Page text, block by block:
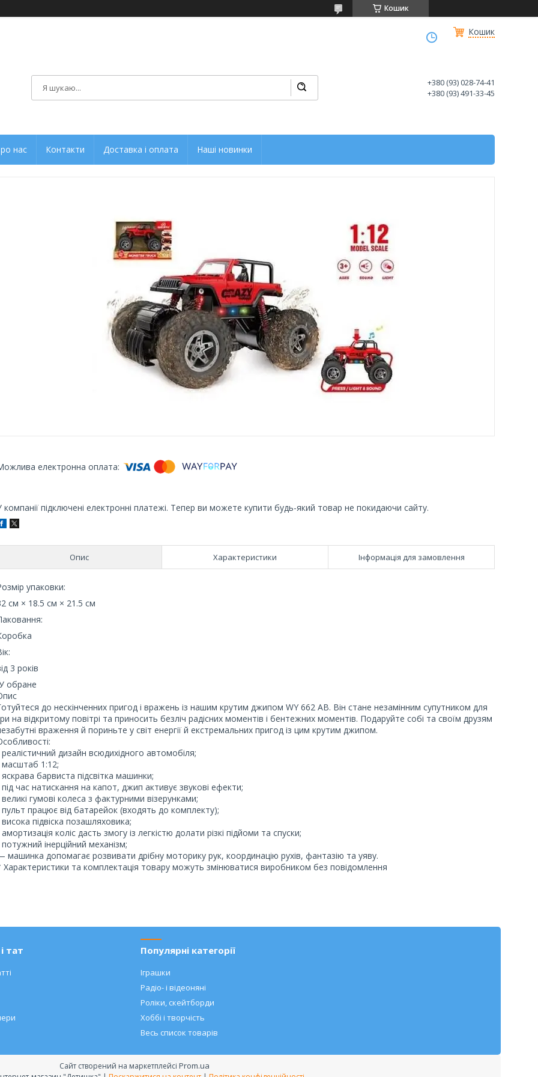
Кошик
Кошик
+380 (93) 028-74-41
+380 (93) 491-33-45
нас Контакти Доставка і оплата Наші новинки
компанії підключені електронні платежі. Тепер ви можете купити будь-який товар не покидаючи сайту.
Опис Характеристики Інформація для замовлення
упаковки:
см × 18.5 см × 21.5 см
3 років
обране
до нескінченних пригод і вражень із нашим крутим джипом WY 662 AB. Він стане незамінним супутником для
на відкритому повітрі та приносить безліч радісних моментів і бентежних моментів. Подаруйте собі та своїм друзям
враження й пориньте у світ енергії й екстремальних пригод із цим крутим джипом.
дизайн всюдихідного автомобіля;
1:12;
барвиста підсвітка машинки;
час натискання на капот, джип активує звукові ефекти;
гумові колеса з фактурними візерунками;
працює від батарейок (входять до комплекту);
підвіска позашляховика;
коліс дасть змогу із легкістю долати різкі підйоми та спуски;
інерційний механізм;
машинка допомагає розвивати дрібну моторику рук, координацію рухів, фантазію та уяву.
Характеристики та комплектація товару можуть змінюватися виробником без повідомлення
тат Популярні категорії
Іграшки
Радіо- і відеоняні
Роліки, скейтборди
Хоббі і творчість
Весь список товарів
Сайт створений на маркетплейсі Prom.ua